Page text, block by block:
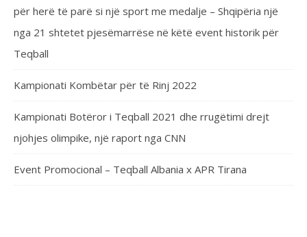
për herë të parë si një sport me medalje – Shqipëria një
nga 21 shtetet pjesëmarrëse në këtë event historik për
Teqball
Kampionati Kombëtar për të Rinj 2022
Kampionati Botëror i Teqball 2021 dhe rrugëtimi drejt
njohjes olimpike, një raport nga CNN
Event Promocional – Teqball Albania x APR Tirana